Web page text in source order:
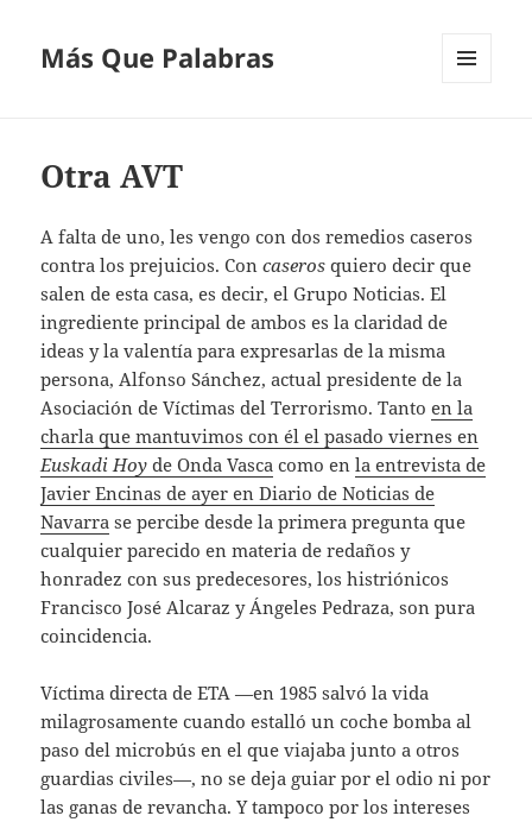
Más Que Palabras
Otra AVT
A falta de uno, les vengo con dos remedios caseros
contra los prejuicios. Concaseros quiero decir que
salen de esta casa, es decir, el Grupo Noticias. El
ingrediente principal de ambos es la claridad de
ideas y la valentía para expresarlas de la misma
persona, Alfonso Sánchez, actual presidente de la
Asociación de Víctimas del Terrorismo. Tantoen la
charla que mantuvimos con él el pasado viernes en
Euskadi Hoy de Onda Vasca como enla entrevista de
Javier Encinas de ayer en Diario de Noticias de
Navarra se percibe desde la primera pregunta que
cualquier parecido en materia de redaños y
honradez con sus predecesores, los histriónicos
Francisco José Alcaraz y Ángeles Pedraza, son pura
coincidencia.
Víctima directa de ETA —en 1985 salvó la vida
milagrosamente cuando estalló un coche bomba al
paso del microbús en el que viajaba junto a otros
guardias civiles—, no se deja guiar por el odio ni por
las ganas de revancha. Y tampoco por los intereses